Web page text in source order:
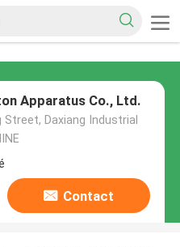
Apparatus Co., Ltd.
Street, Daxiang Industrial
Contact